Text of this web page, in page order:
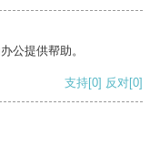
公提供帮助。
支持[0] 反对[0]